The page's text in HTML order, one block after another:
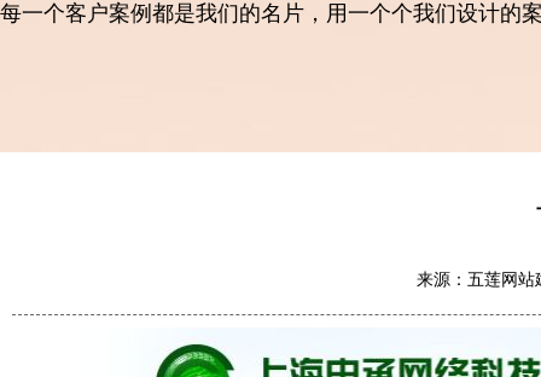
每一个客户案例都是我们的名片，用一个个我们设计的
来源：五莲网